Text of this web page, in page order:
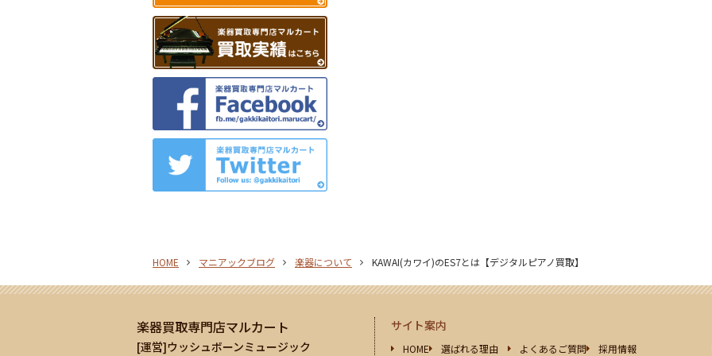
HOME マニアックブログ 楽器について KAWAI(カワイ)のES7とは【デジタルピアノ買取】
楽器買取専門店マルカート
[運営]ウッシュボーンミュージック
サイト案内
HOME 選ばれる理由 よくあるご質問 採用情報